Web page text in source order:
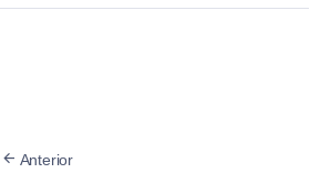
Anterior